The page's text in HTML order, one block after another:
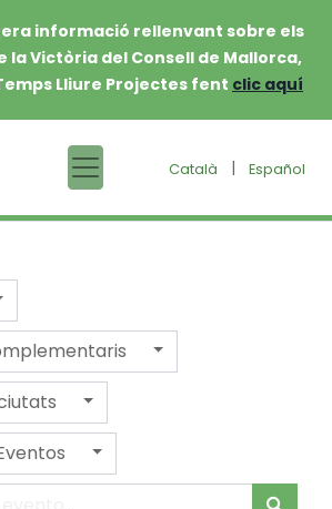
informació rellenvant sobre els
la Victòria del Consell de Mallorca,
Lliure Projectes fent clic aquí
Català | Español